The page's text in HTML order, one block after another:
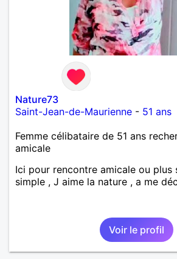
Nature73
Saint-Jean-de-Maurienne - 51 ans
Femme célibataire de 51 ans
amicale
Ici pour rencontre amicale ou plus
simple , J aime la nature , a me
Voir le profil